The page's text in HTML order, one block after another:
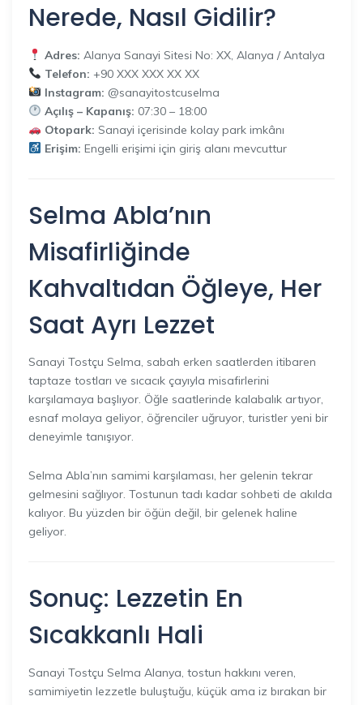
Nerede, Nasıl Gidilir?
Adres: Alanya Sanayi Sitesi No: XX, Alanya / Antalya
Telefon: +90 XXX XXX XX XX
Instagram: @sanayitostcuselma
Açılış – Kapanış: 07:30 – 18:00
Otopark: Sanayi içerisinde kolay park imkânı
Erişim: Engelli erişimi için giriş alanı mevcuttur
Selma Abla’nın
Misafirliğinde
Kahvaltıdan Öğleye, Her
Saat Ayrı Lezzet
Sanayi Tostçu Selma, sabah erken saatlerden itibaren
taptaze tostları ve sıcacık çayıyla misafirlerini
karşılamaya başlıyor. Öğle saatlerinde kalabalık artıyor,
esnaf molaya geliyor, öğrenciler uğruyor, turistler yeni bir
deneyimle tanışıyor.
Selma Abla’nın samimi karşılaması, her gelenin tekrar
gelmesini sağlıyor. Tostunun tadı kadar sohbeti de akılda
kalıyor. Bu yüzden bir öğün değil, bir gelenek haline
geliyor.
Sonuç: Lezzetin En
Sıcakkanlı Hali
Sanayi Tostçu Selma Alanya, tostun hakkını veren,
samimiyetin lezzetle buluştuğu, küçük ama iz bırakan bir